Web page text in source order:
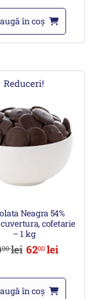
în coș
Reduceri!
Neagra 54%
cofetarie
– 1 kg
00lei 6200lei
în coș